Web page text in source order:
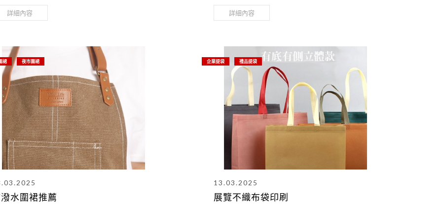
詳細內容
印刷與電繡LOGO服務
詳細內容
裙 夜市圍裙
水圍裙推薦
企業提袋 禮品提袋
13.03.2025
展覽不織布袋印刷